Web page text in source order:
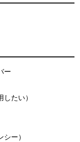
ー
たい）
ー）